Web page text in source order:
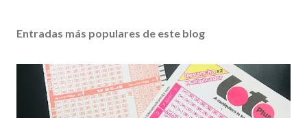
Entradas más populares de este blog